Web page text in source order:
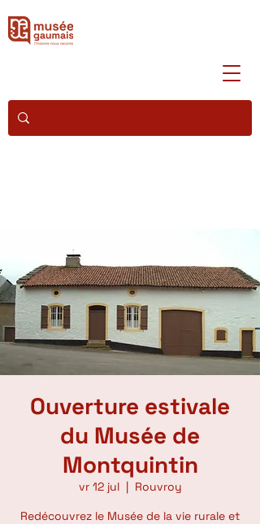
Ouverture estivale
du Musée de
Montquintin
vr 12 jul
  |
Rouvroy
Redécouvrez le Musée de la vie rurale et